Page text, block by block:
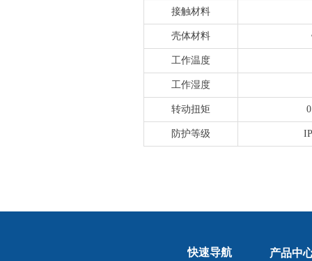
接触材料
壳体材料
工作温度
工作湿度
转动扭矩
防护等级
快速导航 产品中